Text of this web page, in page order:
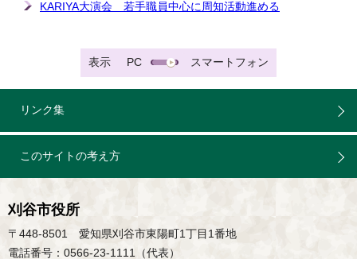
KARIYA大演会 若手職員中心に周知活動進める
表示 PC スマートフォン
リンク集
このサイトの考え方
刈谷市役所
〒448-8501 愛知県刈谷市東陽町1丁目1番地
電話番号：0566-23-1111（代表）